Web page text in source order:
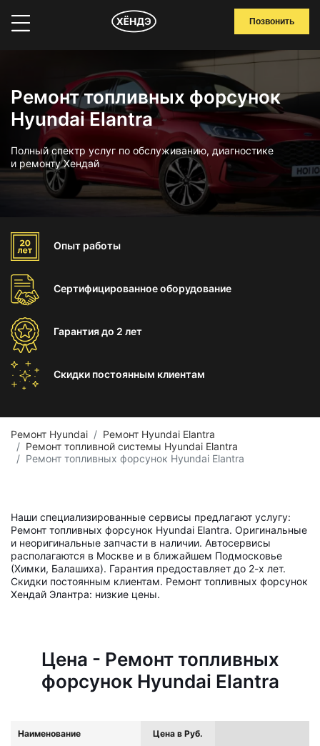
Позвонить
Ремонт топливных форсунок
Hyundai Elantra
Полный спектр услуг по обслуживанию, диагностике
и ремонту Хендай
Опыт работы
Сертифицированноеоборудование
Гарантиядо 2 лет
Скидки постоянным клиентам
Ремонт Hyundai
Ремонт Hyundai Elantra
Ремонт топливной системы Hyundai Elantra
Ремонт топливных форсунок Hyundai Elantra
Наши специализированные сервисы предлагают услугу:
Ремонт топливных форсунок Hyundai Elantra. Оригинальные
и неоригинальные запчасти в наличии. Автосервисы
располагаются в Москве и в ближайшем Подмосковье
(Химки, Балашиха). Гарантия предоставляет до 2-х лет.
Скидки постоянным клиентам. Ремонт топливных форсунок
Хендай Элантра: низкие цены.
Цена - Ремонт топливных
форсунок Hyundai Elantra
Наименование Цена в Руб.